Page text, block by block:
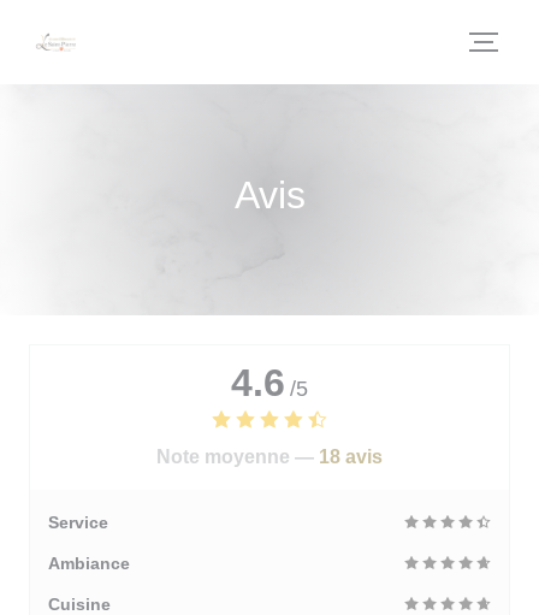
Avis
4.6 /5
Note moyenne — 18 avis
Service
Ambiance
Cuisine